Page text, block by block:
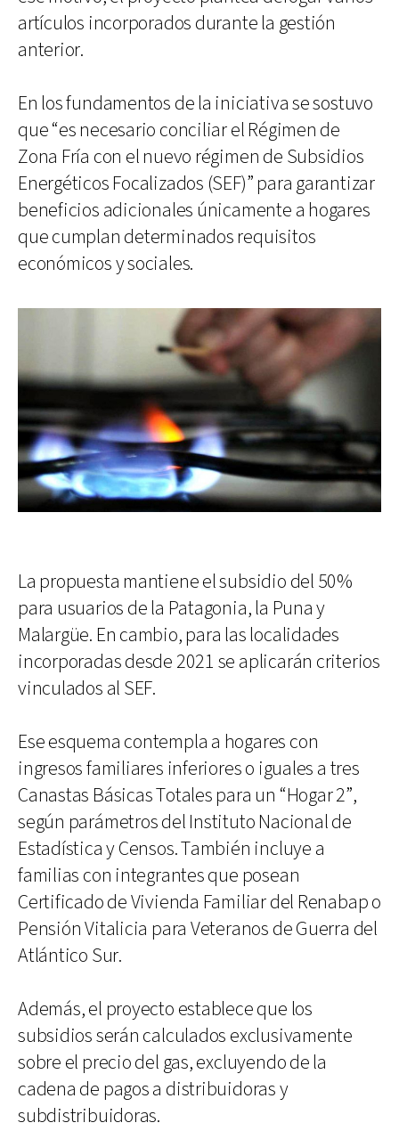
artículos incorporados durante la gestión
anterior.
En los fundamentos de la iniciativa se sostuvo
que “es necesario conciliar el Régimen de
Zona Fría con el nuevo régimen de Subsidios
Energéticos Focalizados (SEF)” para garantizar
beneficios adicionales únicamente a hogares
que cumplan determinados requisitos
económicos y sociales.
La propuesta mantiene el subsidio del 50%
para usuarios de la Patagonia, la Puna y
Malargüe. En cambio, para las localidades
incorporadas desde 2021 se aplicarán criterios
vinculados al SEF.
Ese esquema contempla a hogares con
ingresos familiares inferiores o iguales a tres
Canastas Básicas Totales para un “Hogar 2”,
según parámetros del Instituto Nacional de
Estadística y Censos. También incluye a
familias con integrantes que posean
Certificado de Vivienda Familiar del Renabap o
Pensión Vitalicia para Veteranos de Guerra del
Atlántico Sur.
Además, el proyecto establece que los
subsidios serán calculados exclusivamente
sobre el precio del gas, excluyendo de la
cadena de pagos a distribuidoras y
subdistribuidoras.